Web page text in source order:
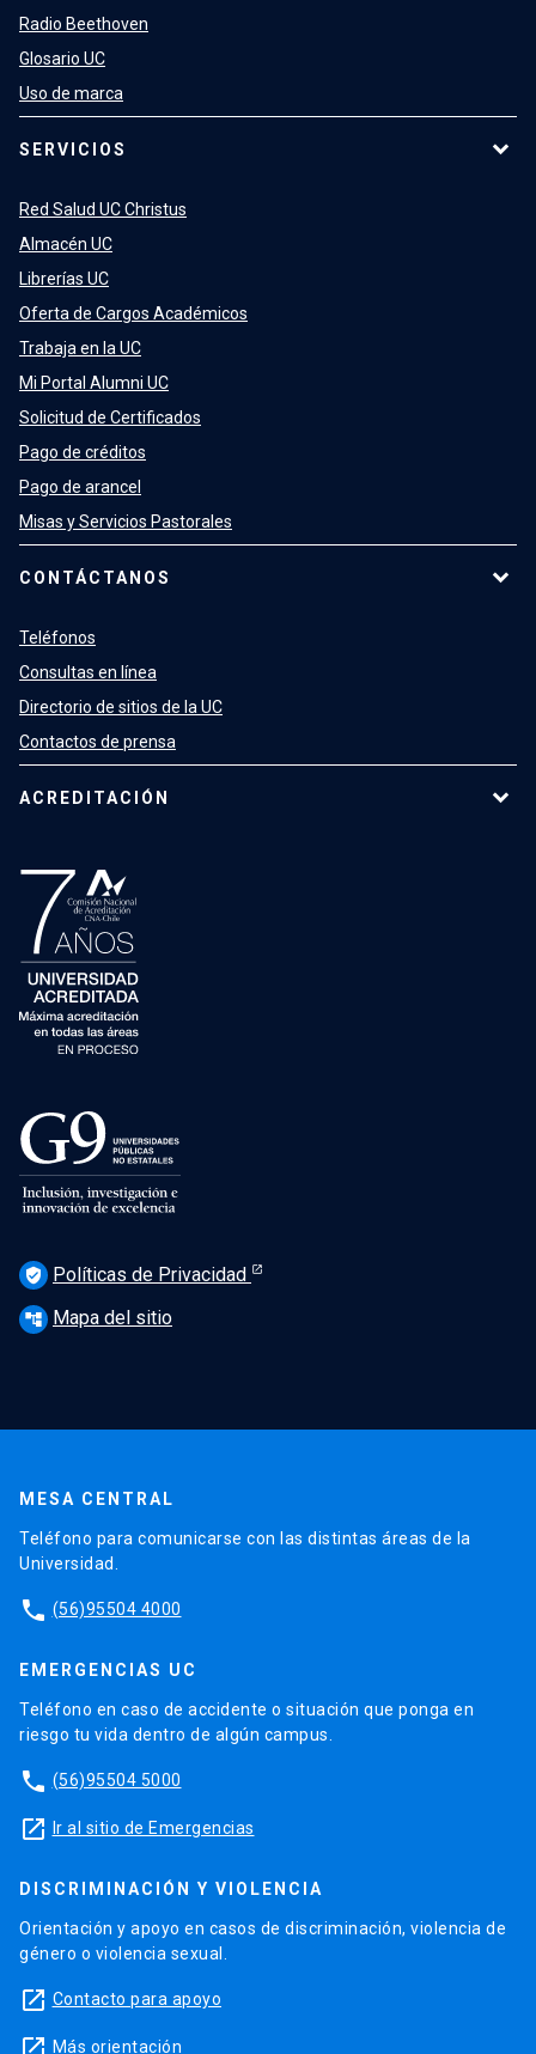
Radio Beethoven
Glosario UC
Uso de marca
SERVICIOS
Red Salud UC Christus
Almacén UC
Librerías UC
Oferta de Cargos Académicos
Trabaja en la UC
Mi Portal Alumni UC
Solicitud de Certificados
Pago de créditos
Pago de arancel
Misas y Servicios Pastorales
CONTÁCTANOS
Teléfonos
Consultas en línea
Directorio de sitios de la UC
Contactos de prensa
ACREDITACIÓN
verified_user Políticas de Privacidad
account_tree Mapa del sitio
MESA CENTRAL
Teléfono para comunicarse con las distintas áreas de la
Universidad.
phone (56)95504 4000
EMERGENCIAS UC
Teléfono en caso de accidente o situación que ponga en
riesgo tu vida dentro de algún campus.
phone (56)95504 5000
launch Ir al sitio de Emergencias
DISCRIMINACIÓN Y VIOLENCIA
Orientación y apoyo en casos de discriminación, violencia de
género o violencia sexual.
launch Contacto para apoyo
launch Más orientación